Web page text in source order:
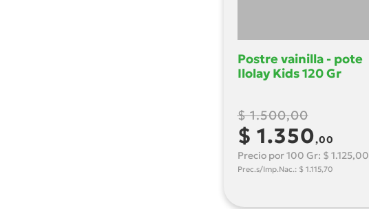
Postre vainilla - pote
Ilolay Kids 120 Gr
$ 1.500,00
$ 1.350,00
Precio por 100 Gr: $ 1.125,00
Prec.s/Imp.Nac.: $ 1.115,70